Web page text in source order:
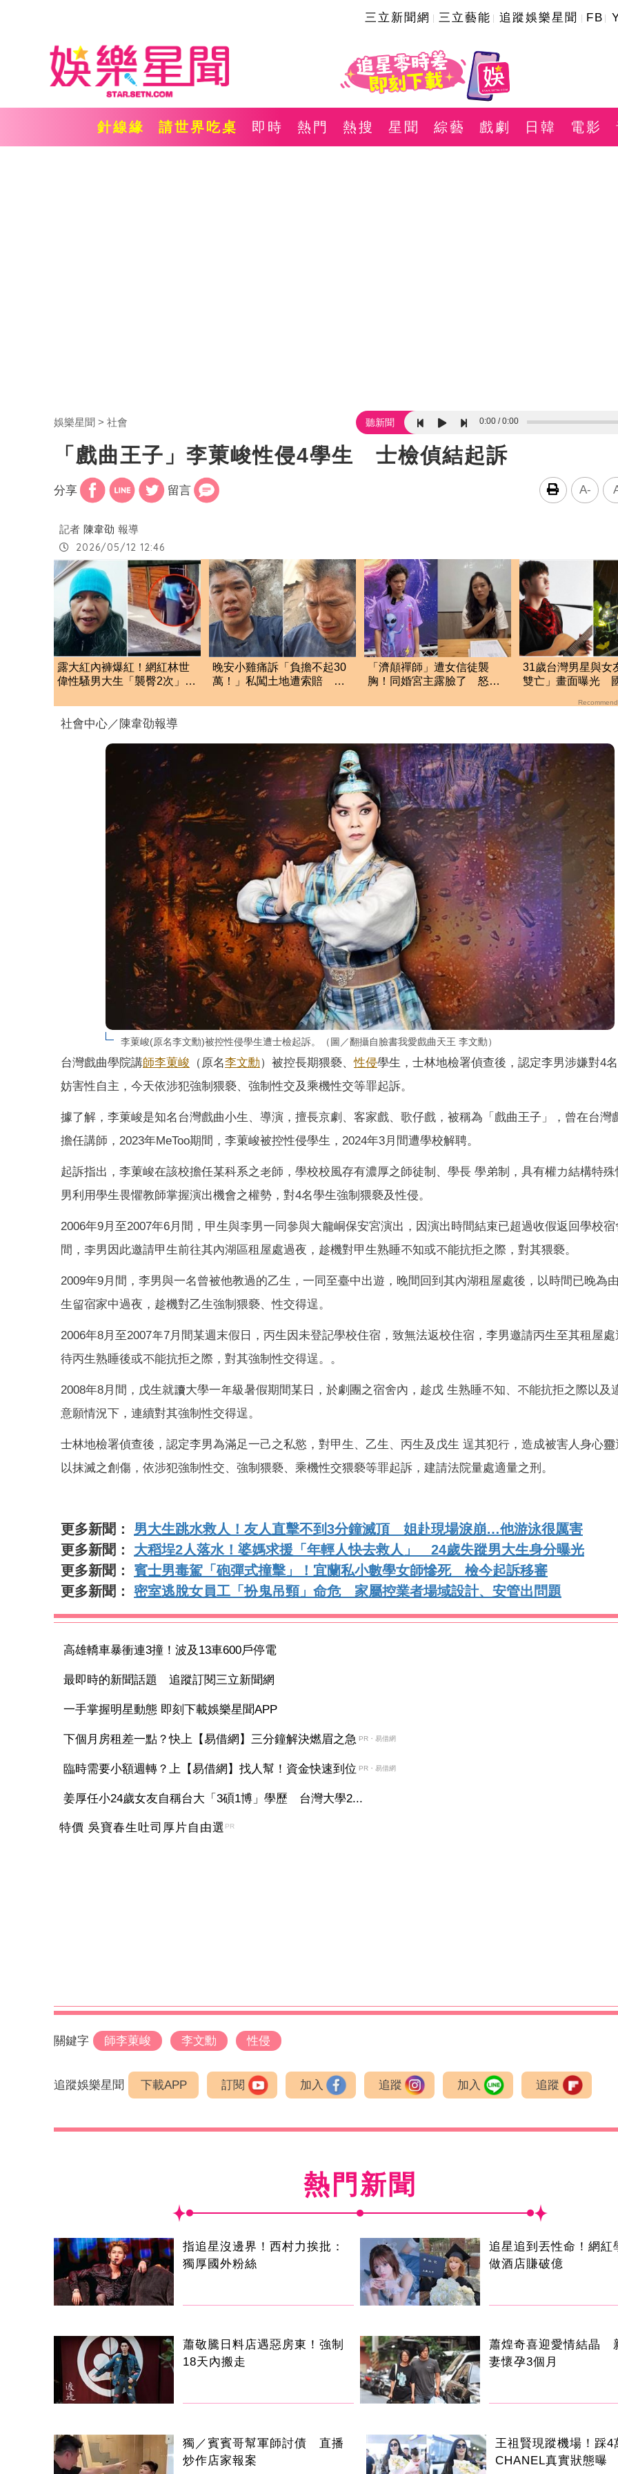
三立新聞網 三立藝能 追蹤娛樂星聞 FB
針線緣 請世界吃桌 即時 熱門 熱搜 星聞 綜藝 戲劇 日韓 電影
娛樂星聞 社會 聽新聞 0:00 0:00
「戲曲王子」李菄峻性侵4學生 士檢偵結起訴
分享 留言 A-
記者 陳韋劭 報導
2026/05/12 12:46
露大紅內褲爆紅！網紅林世
偉性騷男大生「襲臀2次」判
晚安小雞痛訴「負擔不起30
萬！」私闖土地遭索賠 崩
「濟顛禪師」遭女信徒襲
胸！同婚宮主露臉了 怒
31歲台灣男星與女
雙亡」畫面曝光
社會中心／陳韋劭報導
李菄峻(原名李文勳)被控性侵學生遭士檢起訴。（圖／翻攝自臉書我愛戲曲天王 李文勳）
台灣戲曲學院講師李菄峻 （原名李文勳）被控長期猥褻、性侵學生，士林地檢署偵查後，認定李男涉嫌對4
妨害性自主，今天依涉犯強制猥褻、強制性交及乘機性交等罪起訴。
據了解，李菄峻是知名台灣戲曲小生、導演，擅長京劇、客家戲、歌仔戲，被稱為「戲曲王子」，曾在台灣
擔任講師，2023年MeToo期間，李菄峻被控性侵學生，2024年3月間遭學校解聘。
起訴指出，李菄峻在該校擔任某科系之老師，學校校風存有濃厚之師徒制、學長 學弟制，具有權力結構特
男利用學生畏懼教師掌握演出機會之權勢，對4名學生強制猥褻及性侵。
2006年9月至2007年6月間，甲生與李男一同參與大龍峒保安宮演出，因演出時間結束已超過收假返回學校宿
間，李男因此邀請甲生前往其內湖區租屋處過夜，趁機對甲生熟睡不知或不能抗拒之際，對其猥褻。
2009年9月間，李男與一名曾被他教過的乙生，一同至臺中出遊，晚間回到其內湖租屋處後，以時間已晚為
生留宿家中過夜，趁機對乙生強制猥褻、性交得逞。
2006年8月至2007年7月間某週末假日，丙生因未登記學校住宿，致無法返校住宿，李男邀請丙生至其租屋
待丙生熟睡後或不能抗拒之際，對其強制性交得逞。。
2008年8月間，戊生就讀大學一年級暑假期間某日，於劇團之宿舍內，趁戊 生熟睡不知、不能抗拒之際以及
意願情況下，連續對其強制性交得逞。
士林地檢署偵查後，認定李男為滿足一己之私慾，對甲生、乙生、丙生及戊生 逞其犯行，造成被害人身心
以抹滅之創傷，依涉犯強制性交、強制猥褻、乘機性交猥褻等罪起訴，建請法院量處適量之刑。
更多新聞： 男大生跳水救人！友人直擊不到3分鐘滅頂 姐赴現場淚崩…他游泳很厲害
更多新聞： 大稻埕2人落水！婆媽求援「年輕人快去救人」 24歲失蹤男大生身分曝光
更多新聞： 賓士男毒駕「砲彈式撞擊」！宜蘭私小數學女師慘死 檢今起訴移審
更多新聞： 密室逃脫女員工「扮鬼吊頸」命危 家屬控業者場域設計、安管出問題
高雄轎車暴衝連3撞！波及13車600戶停電
最即時的新聞話題 追蹤訂閱三立新聞網
一手掌握明星動態 即刻下載娛樂星聞APP
下個月房租差一點？快上【易借網】三分鐘解決燃眉之急 PR・易借網
臨時需要小額週轉？上【易借網】找人幫！資金快速到位 PR・易借網
姜厚任小24歲女友自稱台大「3碩1博」學歷 台灣大學2...
特價 吳寶春生吐司厚片自由選 PR
關鍵字 師李菄峻 李文勳 性侵
追蹤娛樂星聞 下載APP 訂閱 加入 追蹤 加入 追蹤
熱門新聞
指追星沒邊界！西村力挨批：
獨厚國外粉絲
追星追到丟性命！網紅
做酒店賺破億
蕭敬騰日料店遇惡房東！強制
18天內搬走
蕭煌奇喜迎愛情結晶
妻懷孕3個月
獨／賓賓哥幫軍師討債 直播
炒作店家報案
王祖賢現蹤機場！踩4
CHANEL真實狀態曝